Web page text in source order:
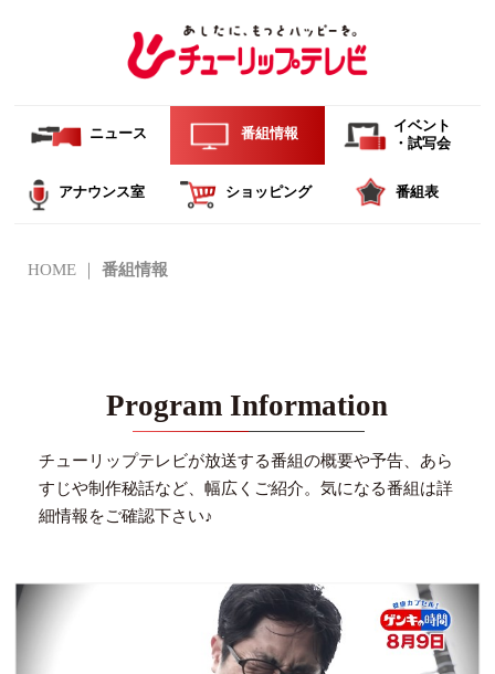
ニュース 番組情報
イベント
・試写会
アナウンス室 ショッピング 番組表
HOME 番組情報
Program Information
チューリップテレビが放送する番組の概要や予告、あら
すじや制作秘話など、幅広くご紹介。 気になる番組は詳
細情報をご確認下さい♪